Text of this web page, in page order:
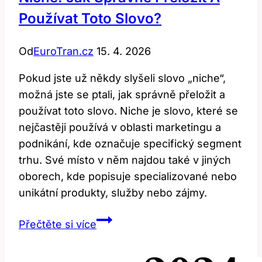
Používat Toto Slovo?
OdEuroTran.cz 15. 4. 2026
Pokud jste už někdy slyšeli slovo „niche“,
možná jste se ptali, jak správně přeložit a
používat toto slovo. Niche je slovo, které se
nejčastěji používá v oblasti marketingu a
podnikání, kde označuje specifický segment
trhu. Své místo v něm najdou také v jiných
oborech, kde popisuje specializované nebo
unikátní produkty, služby nebo zájmy.
Přečtěte si víceNiche: